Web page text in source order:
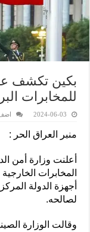
بكين تكشف
للمخابرات
2024-06-03
منبر العراق الحر :
أعلنت وزارة أمن
أجهزة الدولة
لصالحه.